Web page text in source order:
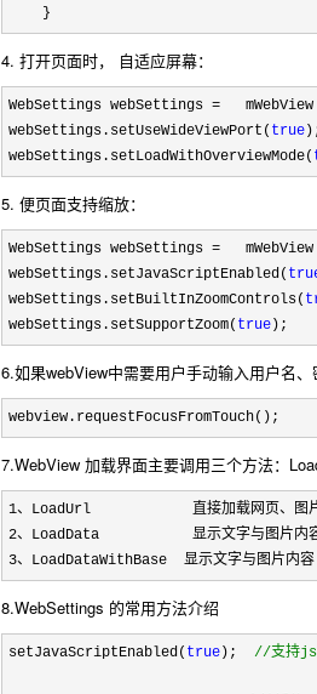
    }
4. 打开页面时， 自适应屏幕：
WebSettings webSettings =
webSettings.setUseWideViewPort( true
webSettings.setLoadWithOverviewMode(
5. 便页面支持缩放：
WebSettings webSettings =
webSettings.setJavaScriptEnabled(
webSettings.setBuiltInZoomControls(
webSettings.setSupportZoom( true );
6.如果webView中需要用户手动输入用户名
webview.requestFocusFromTouch();
7.WebView 加载界面主要调用三个方法：
1
2、LoadData           显示文字与图片
3、LoadDataWithBase  显示文字与图片内
8.WebSettings 的常用方法介绍
setJavaScriptEnabled( true ); //支持js